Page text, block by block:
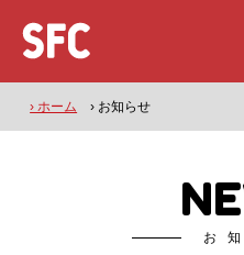
› ホーム › お知らせ
お